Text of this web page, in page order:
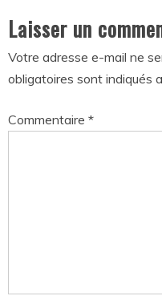
Laisser un
Votre adresse e-mail ne
obligatoires sont indiqués
Commentaire *